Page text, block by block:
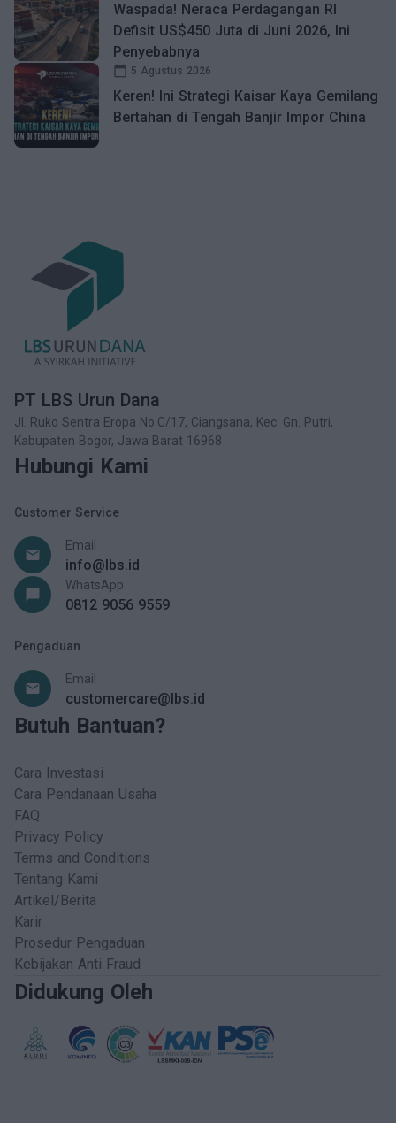
Waspada! Neraca Perdagangan RI
Defisit US$450 Juta di Juni 2026, Ini
Penyebabnya
calendar_today 5 Agustus 2026
Keren! Ini Strategi Kaisar Kaya Gemilang
Bertahan di Tengah Banjir Impor China
PT LBS Urun Dana
Jl. Ruko Sentra Eropa No.C/17, Ciangsana, Kec. Gn. Putri,
Kabupaten Bogor, Jawa Barat 16968
Hubungi Kami
Customer Service
email
Email
info@lbs.id
chat_bubble
WhatsApp
0812 9056 9559
Pengaduan
email
Email
customercare@lbs.id
Butuh Bantuan?
Cara Investasi
Cara Pendanaan Usaha
FAQ
Privacy Policy
Terms and Conditions
Tentang Kami
Artikel/Berita
Karir
Prosedur Pengaduan
Kebijakan Anti Fraud
Didukung Oleh